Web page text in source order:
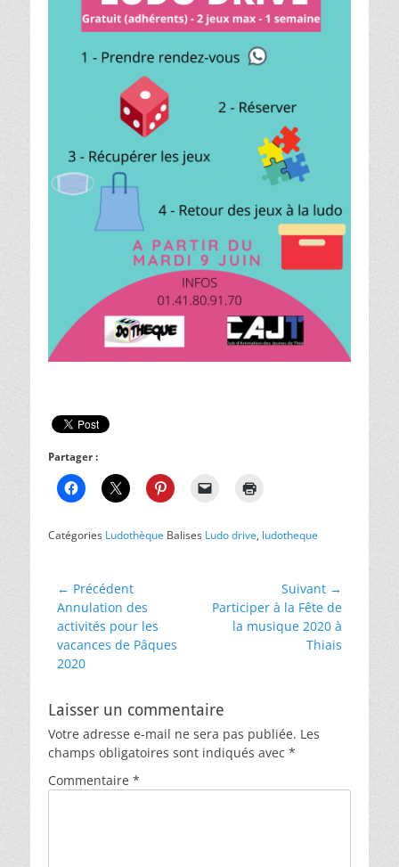
Partager :
Catégories Ludothèque Balises Ludo drive, ludotheque
Navigation
de
l’article
← Précédent
Article
précédent :
Annulation des
activités pour les
vacances de Pâques
2020
Suivant →
Article
suivant :
Participer à la Fête de
la musique 2020 à
Thiais
Laisser un commentaire
Votre adresse e-mail ne sera pas publiée. Les
champs obligatoires sont indiqués avec *
Commentaire *